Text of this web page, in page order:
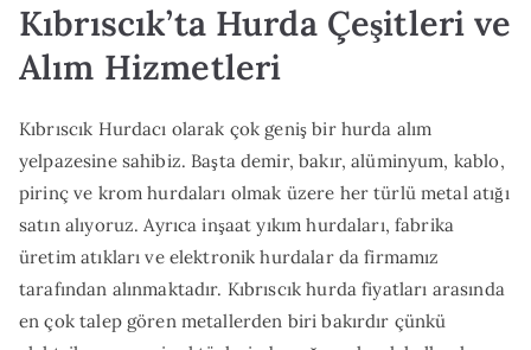
Kıbrıscık’ta Hurda Çeşitleri ve
Alım Hizmetleri
Kıbrıscık Hurdacı olarak çok geniş bir hurda alım
yelpazesine sahibiz. Başta demir, bakır, alüminyum, kablo,
pirinç ve krom hurdaları olmak üzere her türlü metal atığı
satın alıyoruz. Ayrıca inşaat yıkım hurdaları, fabrika
üretim atıkları ve elektronik hurdalar da firmamız
tarafından alınmaktadır. Kıbrıscık hurda fiyatları arasında
en çok talep gören metallerden biri bakırdır çünkü